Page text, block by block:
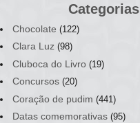
Categorias
Chocolate (122)
Clara Luz (98)
Cluboca do Livro (19)
Concursos (20)
Coração de pudim (441)
Datas comemorativas (95)